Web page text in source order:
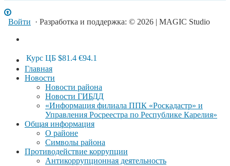
Войти · Разработка и поддержка: © 2026 | MAGIC Studio
Курс ЦБ $81.4 €94.1
Главная
Новости
Новости района
Новости ГИБДД
«Информация филиала ППК «Роскадастр» и
Управления Росреестра по Республике Карелия»
Общая информация
О районе
Символы района
Противодействие коррупции
Антикоррупционная деятельность